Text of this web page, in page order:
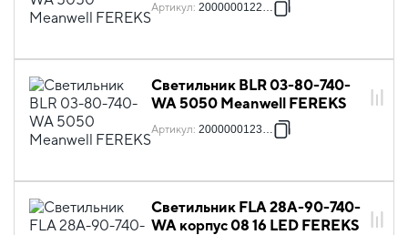
Артикул: 2000000122762
Светильник BLR 03-80-740-
WA 5050 Meanwell FEREKS
Артикул: 2000000123059
Светильник FLA 28A-90-740-
WA корпус 08 16 LED FEREKS